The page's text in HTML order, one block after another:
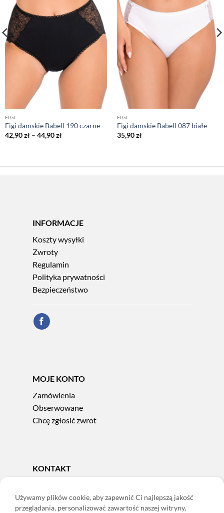
FIGI
Figi damskie Babell 190 czarne
42,90zł – 44,90złZakres
44,90 zł
FIGI
Figi damskie Babell 087 białe
35,90zł
INFORMACJE
Koszty wysyłki
Zwroty
Regulamin
Polityka prywatności
Bezpieczeństwo
MOJE KONTO
Zamówienia
Obserwowane
Chcę zgłosić zwrot
KONTAKT
e-mail:sklep@adoris.pl
poniedziałek - piątek 8:00-16:00
Używamy plików cookie, aby zapewnić Ci najlepszą jakość
przeglądania, personalizować zawartość naszej witryny,